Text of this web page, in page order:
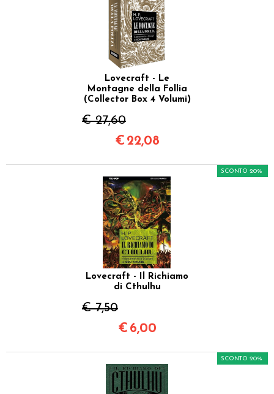
Lovecraft - Le
Montagne della Follia
(Collector Box 4 Volumi)
€ 27,60
€ 22,08
Lovecraft - Il Richiamo
di Cthulhu
€ 7,50
SCONTO 20%
€ 6,00
SCONTO 20%